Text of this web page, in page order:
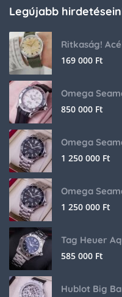
Legújabb
169 000 Ft
Omega
850 000 Ft
Omega
1 250 000 Ft
Omega
1 250 000 Ft
Tag Heuer
585 000 Ft
Hublot Big